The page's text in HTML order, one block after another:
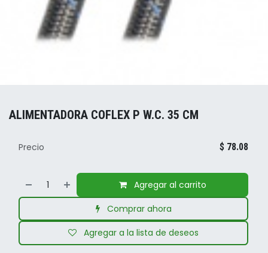
ALIMENTADORA COFLEX P W.C. 35 CM
Agregar al carrito
Comprar ahora
Agregar a la lista de deseos
Precio $ 78.08